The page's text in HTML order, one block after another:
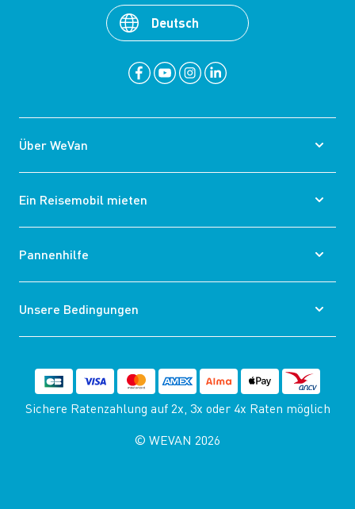
Über WeVan
Ein Reisemobil mieten
Pannenhilfe
Unsere Bedingungen
Deutsch
Sichere Ratenzahlung auf 2x, 3x oder 4x Raten möglich
© WEVAN 2026